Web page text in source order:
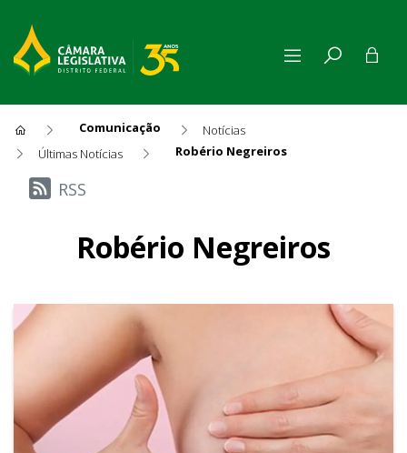
Comunicação
Notícias
Últimas Notícias
Robério Negreiros
Últimas Notícias
RSS
Robério Negreiros